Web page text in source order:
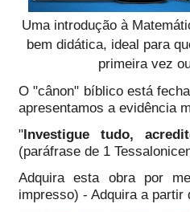
Uma introdução à
bem didática, ideal para
primeira vez
O "cânon" bíblico está
apresentamos a evidência
"Investigue tudo,
(paráfrase de 1
Adquira esta obra por
impresso) - Adquira a partir